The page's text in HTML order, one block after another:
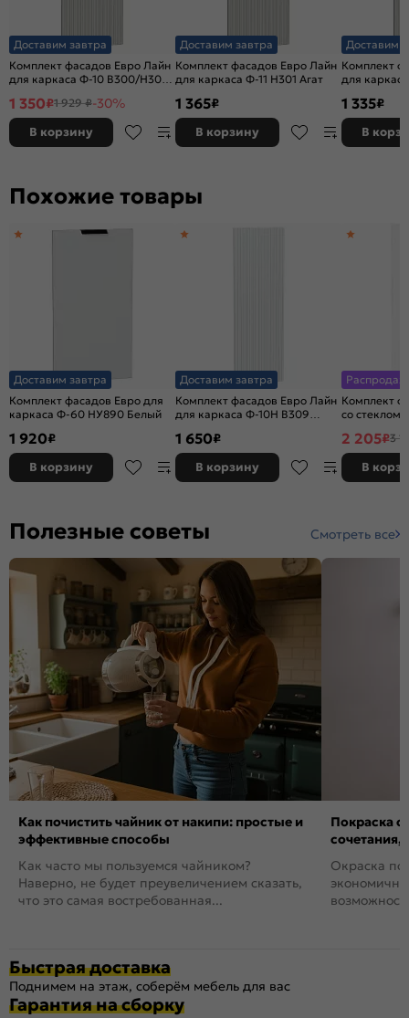
Доставим завтра
Комплект фасадов Евро Лайн
для каркаса Ф-10 В300/Н300/
1 350₽1 929 ₽-30%
В корзину
Доставим завтра
Комплект фасадов Евро Лайн
для каркаса Ф-11 Н301 Агат
1 365₽
В корзину
Доставим
Комплект
для
1 335₽
В
Похожие товары
Доставим завтра
Комплект фасадов Евро для
каркаса Ф-60 НУ890 Белый
1 920₽
В корзину
Доставим завтра
Комплект фасадов Евро Лайн
для каркаса Ф-10Н В309
1 650₽
В корзину
Комплект
со стеклом
2 205₽3
В
Полезные советы Смотреть все
Как почистить чайник от накипи: простые и
эффективные способы
Как часто мы пользуемся чайником?
Наверно, не будет преувеличением сказать,
что это самая востребованная...
Покраска
сочетания,
Окраска
Быстрая доставка
Поднимем на этаж, соберём мебель для вас
Гарантия на сборку